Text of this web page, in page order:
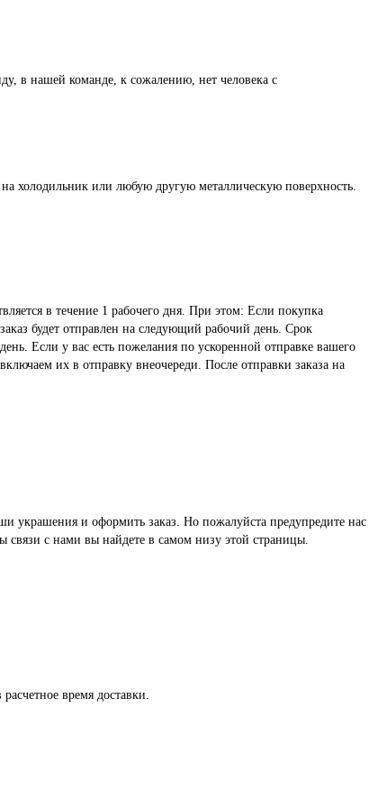
в нашей команде, к сожалению, нет человека с
холодильник или любую другую металлическую поверхность.
в течение 1 рабочего дня. При этом: Если покупка
будет отправлен на следующий рабочий день. Срок
Если у вас есть пожелания по ускоренной отправке вашего
их в отправку внеочереди. После отправки заказа на
украшения и оформить заказ. Но пожалуйста предупредите нас
с нами вы найдете в самом низу этой страницы.
время доставки.